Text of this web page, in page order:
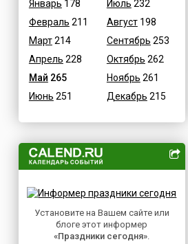
Израиль
Индия
Иордания
Ирак
Иран
Ирландия
Исландия
Италия
Казахстан
Камерун
Канада
Детские
В честь икон
Дни памяти святых
Конституционные
Культурные
Масс-медийные
Независимые
Природные
Медицинские
Посты
Январь 178
Февраль 211
Март214
Апрель 228
Май 265
Июнь 251
Июль 232
Август198
Сентябрь 253
Октябрь 262
Ноябрь 261
Декабрь 215
Установите на Вашем сайте или
блоге этот информер
«Праздники сегодня».